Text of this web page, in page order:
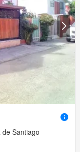
Santiago